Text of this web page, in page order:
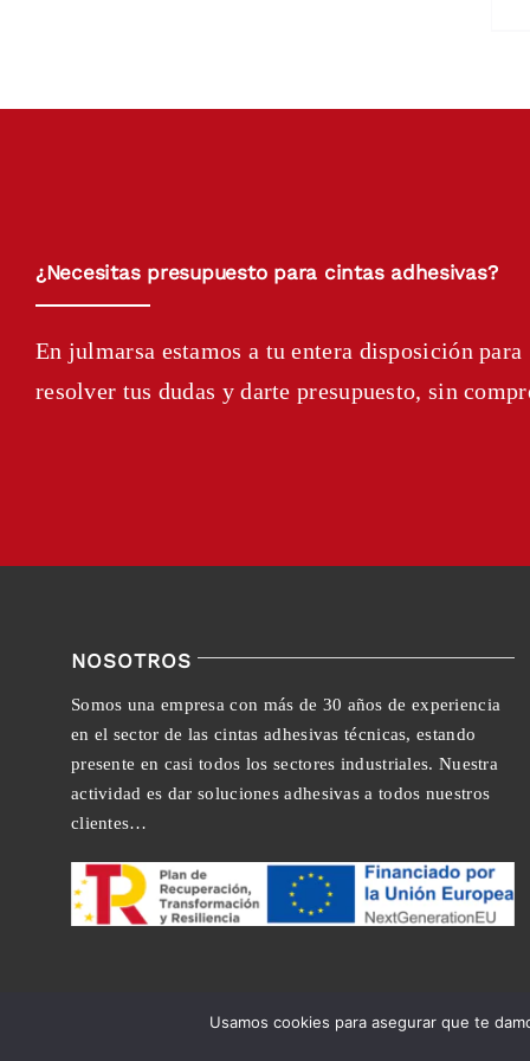
¿Necesitas presupuesto para cintas adhesivas?
En julmarsa estamos a tu entera disposición para
resolver tus dudas y darte presupuesto, sin
NOSOTROS
Somos una empresa con más de 30 años de experiencia
en el sector de las cintas adhesivas técnicas, estando
presente en casi todos los sectores industriales. Nuestra
actividad es dar soluciones adhesivas a todos nuestros
clientes…
Usamos cookies para asegurar que te